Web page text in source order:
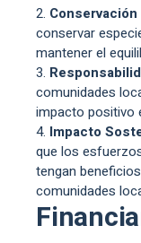
conservar
mantener el
comunidades
impacto positivo
Impacto
que los
tengan
comunidades